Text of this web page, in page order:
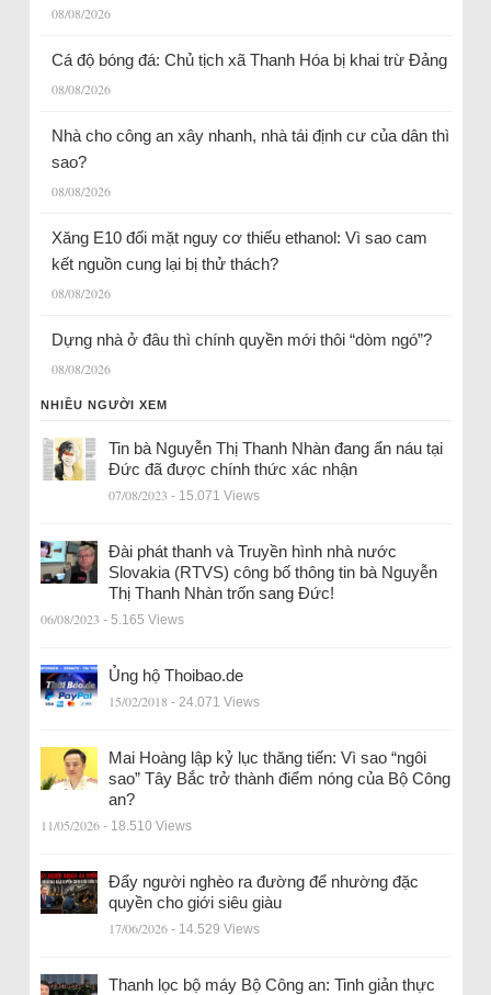
08/08/2026
Cá độ bóng đá: Chủ tịch xã Thanh Hóa bị khai trừ Đảng
08/08/2026
Nhà cho công an xây nhanh, nhà tái định cư của dân thì
sao?
08/08/2026
Xăng E10 đối mặt nguy cơ thiếu ethanol: Vì sao cam
kết nguồn cung lại bị thử thách?
08/08/2026
Dựng nhà ở đâu thì chính quyền mới thôi “dòm ngó”?
08/08/2026
NHIỀU NGƯỜI XEM
Tin bà Nguyễn Thị Thanh Nhàn đang ẩn náu tại
Đức đã được chính thức xác nhận
07/08/2023 - 15.071 Views
Đài phát thanh và Truyền hình nhà nước
Slovakia (RTVS) công bố thông tin bà Nguyễn
Thị Thanh Nhàn trốn sang Đức!
06/08/2023 - 5.165 Views
Ủng hộ Thoibao.de
15/02/2018 - 24.071 Views
Mai Hoàng lập kỷ lục thăng tiến: Vì sao “ngôi
sao” Tây Bắc trở thành điểm nóng của Bộ Công
an?
11/05/2026 - 18.510 Views
Đẩy người nghèo ra đường để nhường đặc
quyền cho giới siêu giàu
17/06/2026 - 14.529 Views
Thanh lọc bộ máy Bộ Công an: Tinh giản thực